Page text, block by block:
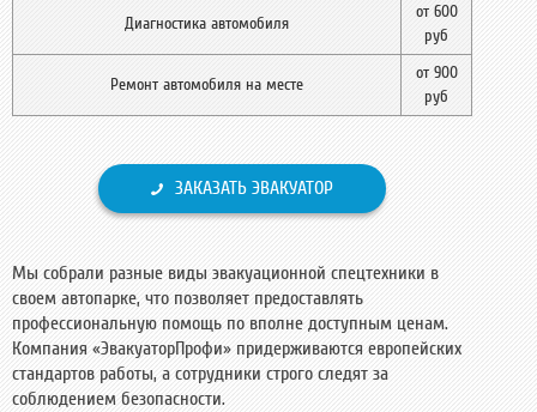
Диагностика автомобиля
от 600
руб
Ремонт автомобиля на месте
от 900
руб
ЗАКАЗАТЬ ЭВАКУАТОР
Мы собрали разные виды эвакуационной спецтехники в
своем автопарке, что позволяет предоставлять
профессиональную помощь по вполне доступным ценам.
Компания «ЭвакуаторПрофи» придерживаются европейских
стандартов работы, а сотрудники строго следят за
соблюдением безопасности.